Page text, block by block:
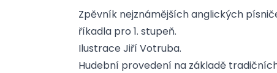
Zpěvník nejznámějších anglických
říkadla pro 1. stupeň.
Ilustrace Jiří Votruba.
Hudební provedení na základě